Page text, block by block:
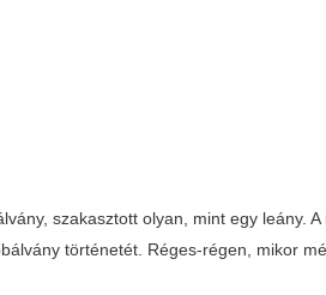
szakasztott olyan, mint egy leány.
történetét. Réges-régen, mikor